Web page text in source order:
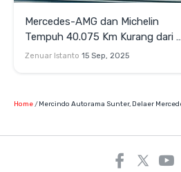
Mercedes-AMG dan Michelin
Tempuh 40.075 Km Kurang dari 8
Hari
Zenuar Istanto 15 Sep, 2025
Home